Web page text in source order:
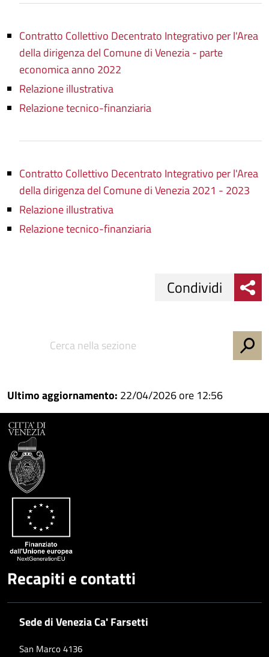
Contratto Collettivo Decentrato Integrativo per l'Area
della dirigenza del Comune di Venezia - parte
economica anno 2022
Relazione illustrativa
Relazione tecnico-finanziaria
Contratto Collettivo Decentrato Integrativo per l'Area
della dirigenza del Comune di Venezia 2021 - 2023
Relazione illustrativa
Relazione tecnico-finanziaria
Condividi
Twitter
su
Condividi
Condividi
Ultimo aggiornamento: 22/04/2026 ore 12:56
Recapiti e contatti
Sede di Venezia Ca' Farsetti
San Marco 4136